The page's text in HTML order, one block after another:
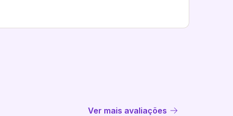
Ver mais avaliações